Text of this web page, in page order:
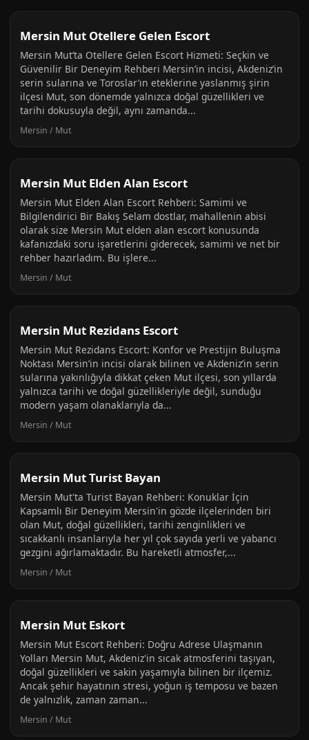
Mersin Mut Otellere Gelen Escort
Mersin Mut’ta Otellere Gelen Escort Hizmeti: Seçkin ve
Güvenilir Bir Deneyim Rehberi Mersin’in incisi, Akdeniz’in
serin sularına ve Toroslar’ın eteklerine yaslanmış şirin
ilçesi Mut, son dönemde yalnızca doğal güzellikleri ve
tarihi dokusuyla değil, aynı zamanda...
Mersin / Mut
Mersin Mut Elden Alan Escort
Mersin Mut Elden Alan Escort Rehberi: Samimi ve
Bilgilendirici Bir Bakış Selam dostlar, mahallenin abisi
olarak size Mersin Mut elden alan escort konusunda
kafanızdaki soru işaretlerini giderecek, samimi ve net bir
rehber hazırladım. Bu işlere...
Mersin / Mut
Mersin Mut Rezidans Escort
Mersin Mut Rezidans Escort: Konfor ve Prestijin Buluşma
Noktası Mersin’in incisi olarak bilinen ve Akdeniz’in serin
sularına yakınlığıyla dikkat çeken Mut ilçesi, son yıllarda
yalnızca tarihi ve doğal güzellikleriyle değil, sunduğu
modern yaşam olanaklarıyla da...
Mersin / Mut
Mersin Mut Turist Bayan
Mersin Mut'ta Turist Bayan Rehberi: Konuklar İçin
Kapsamlı Bir Deneyim Mersin'in gözde ilçelerinden biri
olan Mut, doğal güzellikleri, tarihi zenginlikleri ve
sıcakkanlı insanlarıyla her yıl çok sayıda yerli ve yabancı
gezgini ağırlamaktadır. Bu hareketli atmosfer,...
Mersin / Mut
Mersin Mut Eskort
Mersin Mut Escort Rehberi: Doğru Adrese Ulaşmanın
Yolları Mersin Mut, Akdeniz'in sıcak atmosferini taşıyan,
doğal güzellikleri ve sakin yaşamıyla bilinen bir ilçemiz.
Ancak şehir hayatının stresi, yoğun iş temposu ve bazen
de yalnızlık, zaman zaman...
Mersin / Mut